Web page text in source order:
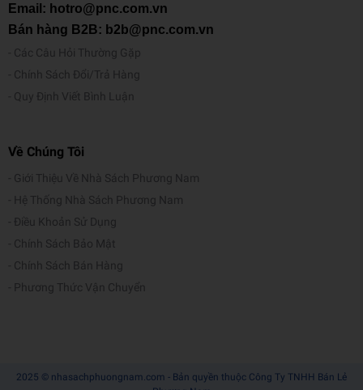
Email: hotro@pnc.com.vn
Bán hàng B2B: b2b@pnc.com.vn
Các Câu Hỏi Thường Gặp
Chính Sách Đổi/Trả Hàng
Quy Định Viết Bình Luận
Về Chúng Tôi
Giới Thiệu Về Nhà Sách Phương Nam
Hệ Thống Nhà Sách Phương Nam
Điều Khoản Sử Dụng
Chính Sách Bảo Mật
Chính Sách Bán Hàng
Phương Thức Vận Chuyển
2025 © nhasachphuongnam.com - Bản quyền thuộc Công Ty TNHH Bán Lẻ